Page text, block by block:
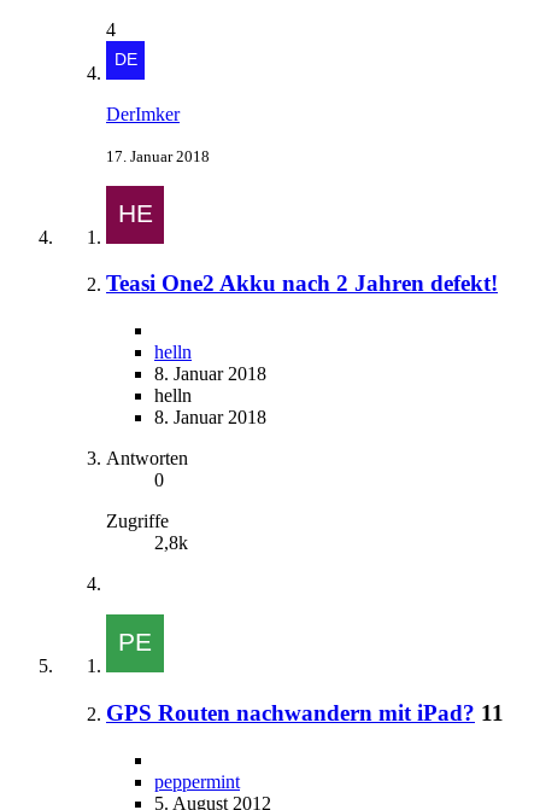
4
DerImker
17. Januar 2018
Teasi One2 Akku nach 2 Jahren defekt!
helln
8. Januar 2018
helln
8. Januar 2018
Antworten
0
Zugriffe
2,8k
GPS Routen nachwandern mit iPad? 11
peppermint
5. August 2012